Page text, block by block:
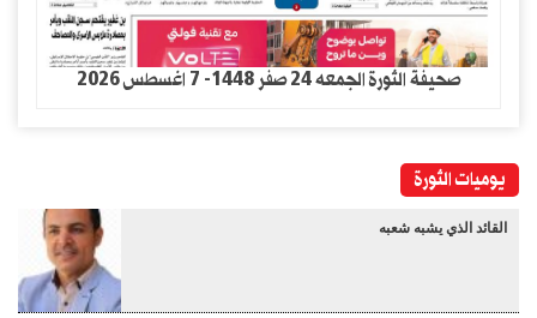
صحيفة الثورة الجمعه 24 صفر 1448- 7 اغسطس 2026
يوميات الثورة
القائد الذي يشبه شعبه